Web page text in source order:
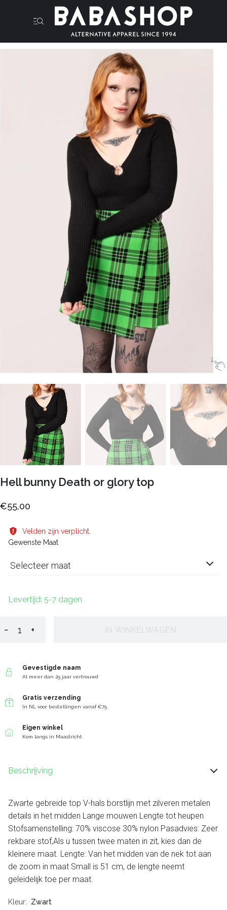
Hell bunny Death or glory top
€55,00
Velden zijn verplicht.
Gewenste Maat
Selecteer maat
Levertijd: 5-7 dagen
− +
Gevestigde naam
Al meer dan 25 jaar vertrouwd
Gratis verzending
In NL voor bestellingen vanaf €75
Eigen winkel
Kom langs in Maastricht
Beschrijving
Zwarte gebreide top V-hals borstlijn met zilveren metalen
details in het midden Lange mouwen Lengte tot heupen
Stofsamenstelling: 70% viscose 30% nylon Pasadvies: Zeer
rekbare stof,Als u tussen twee maten in zit, kies dan de
kleinere maat. Lengte: Van het midden van de nek tot aan
de zoom in maat Small is 51 cm, de lengte neemt
geleidelijk toe per maat.
Kleur Zwart